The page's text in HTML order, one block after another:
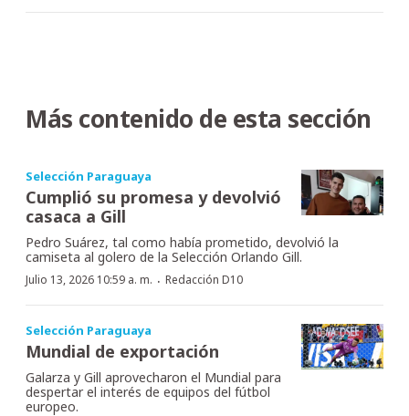
Más contenido de esta sección
Selección Paraguaya
Cumplió su promesa y devolvió
casaca a Gill
Pedro Suárez, tal como había prometido, devolvió la
camiseta al golero de la Selección Orlando Gill.
Julio 13, 2026 10:59 a. m. · Redacción D10
Selección Paraguaya
Mundial de exportación
Galarza y Gill aprovecharon el Mundial para
despertar el interés de equipos del fútbol
europeo.